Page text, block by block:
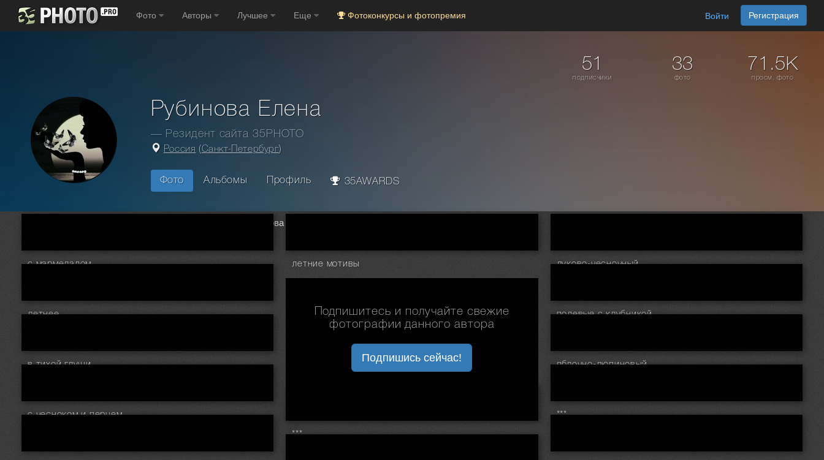
Фото Авторы Лучшее Еще Фотоконкурсы и фотопремия Войти Регистрация
51
подписчики
33
фото
71.5K
просм. фото
Рубинова Елена
— Резидент сайта 35PHOTO
Россия (Санкт-Петербург)
Фото Альбомы Профиль 35AWARDS
Рубинова Елена
с мармеладом летние мотивы луково-чесночный
летнее..
Подпишитесь и получайте свежие
фотографии данного автора
Подпишись сейчас!
полевые с клубникой..
в тихой глуши.. яблочно-люпиновый..
с чесноком и перцем... ***
***